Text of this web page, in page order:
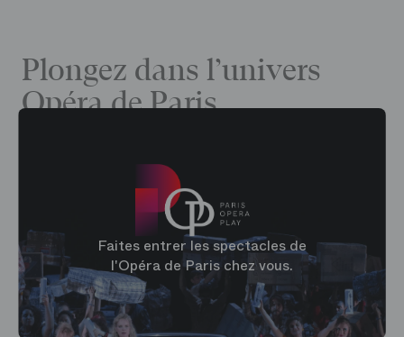
Plongez dans l’univers
Opéra de Paris
Faites entrer les spectacles de
l'Opéra de Paris chez vous.